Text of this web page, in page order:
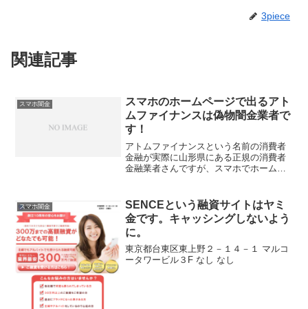
3piece
関連記事
スマホ闇金
スマホのホームページで出るアト
ムファイナンスは偽物闇金業者で
す！
アトムファイナンスという名前の消費者
金融が実際に山形県にある正規の消費者
金融業者さんですが、スマホでホームペ
ァイナンスさんに電話をして聞いたので
すが、ホームページを立ち...
スマホ闇金
SENCEという融資サイトはヤミ
金です。キャッシングしないよう
に。
東京都台東区東上野２－１４－１ マルコ
ータワービル３F なし なし